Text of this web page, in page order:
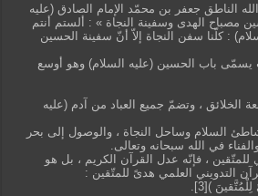
الناطق جعفر بن محمّد الإمام الصادق (عليه
مصباح الهدى وسفينة النجاة » : ألستم أنتم
: كلّنا سفن النجاة إلاّ أنّ سفينة الحسين
يسمّى باب الحسين (عليه السلام) وهو أوسع
الخلائق ، وتضمّ جميع العباد من آدم (عليه
السلام وساحل النجاة ، والوصول إلى بحر
في الله سبحانه وتعالى.
، فإنّه عدل القرآن الكريم ، بل هو
التدويني العلمي هدىً للمتّقين :
)[3].